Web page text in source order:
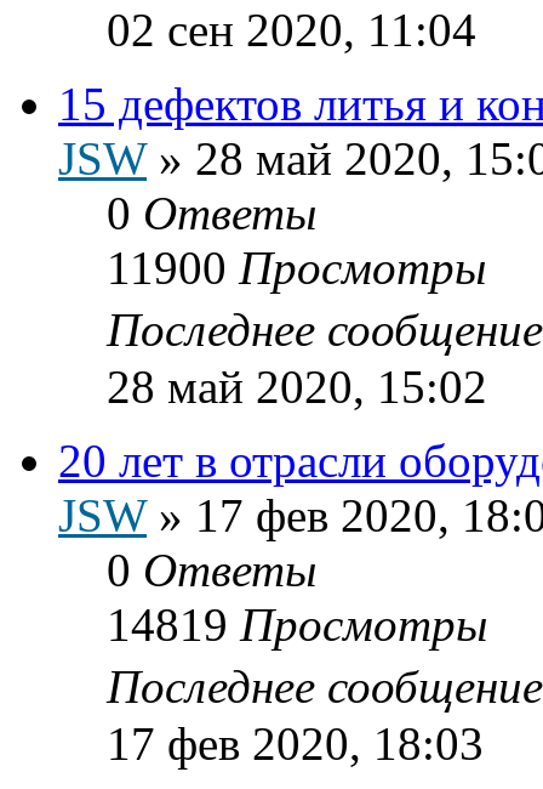
02 сен 2020, 11:04
15 дефектов литья и
JSW» 28 май 2020,
0 Ответы
11900 Просмотры
Последнее
28 май 2020, 15:02
20 лет в отрасли
JSW» 17 фев 2020,
0 Ответы
14819 Просмотры
Последнее
17 фев 2020, 18:03